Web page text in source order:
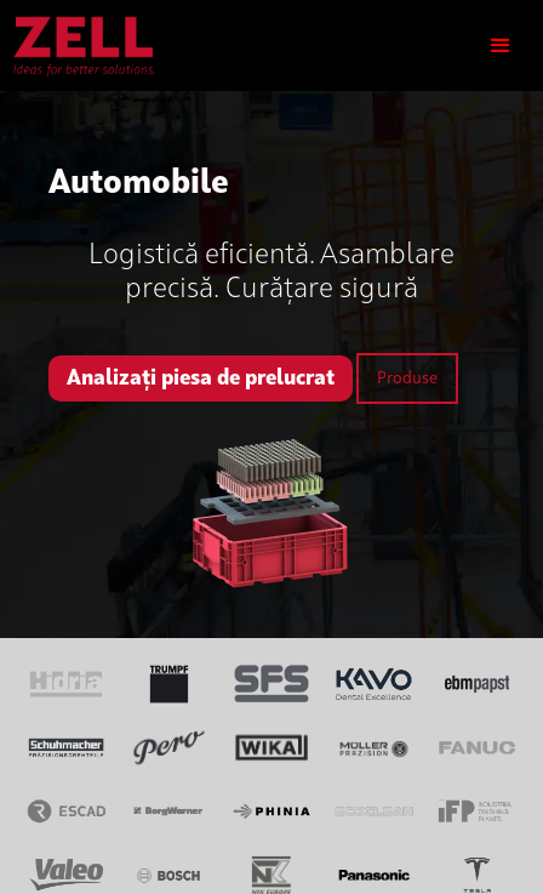
Automobile
Logistică eficientă. Asamblare
precisă. Curățare sigură
Analizați piesa de prelucrat Produse